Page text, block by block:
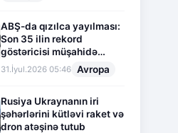
ABŞ-da qızılca yayılması:
Son 35 ilin rekord
göstəricisi müşahidə
olunur
31.İyul.2026 05:46 Avropa
Rusiya Ukraynanın iri
şəhərlərini kütləvi raket və
dron atəşinə tutub